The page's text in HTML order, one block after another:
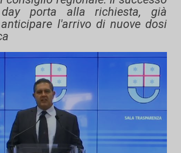
porta alla richiesta, già
l'arrivo di nuove dosi